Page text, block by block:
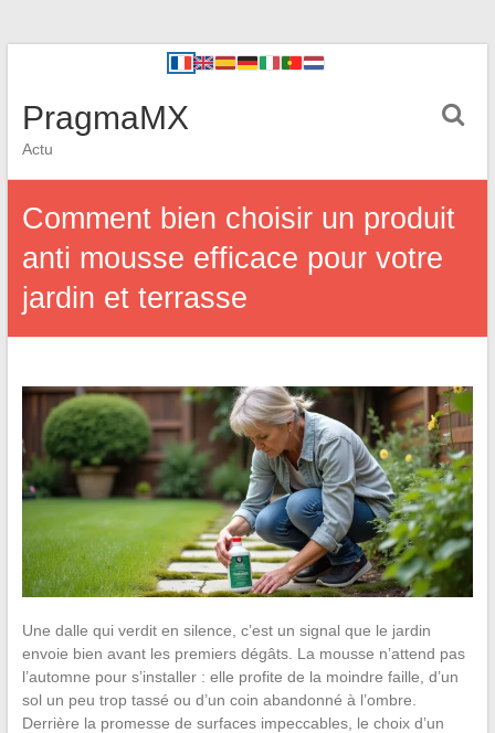
PragmaMX
Actu
Comment bien choisir un produit
anti mousse efficace pour votre
jardin et terrasse
Une dalle qui verdit en silence, c’est un signal que le jardin
envoie bien avant les premiers dégâts. La mousse n’attend pas
l’automne pour s’installer : elle profite de la moindre faille, d’un
sol un peu trop tassé ou d’un coin abandonné à l’ombre.
Derrière la promesse de surfaces impeccables, le choix d’un